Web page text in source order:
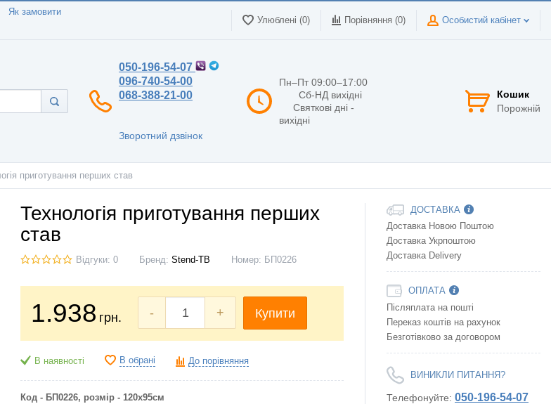
Як замовити
Улюблені (0) Порівняння (0) Особистий кабінет
050-196-54-07
096-740-54-00
068-388-21-00
Зворотний дзвінок
Пн–Пт 09:00–17:00
Сб-НД вихідні
Святкові дні -
вихідні
Кошик
Порожній
приготування перших став
Технологія приготування перших
став
Відгуки: 0 Бренд: Stend-TB Номер: БП0226
1.938 грн. - + Купити
В наявності В обрані До порівняння
Код - БП0226, розмір - 120х95см
ДОСТАВКА
Доставка Новою Поштою
Доставка Укрпоштою
Доставка Delivery
ОПЛАТА
Післяплата на пошті
Переказ коштів на рахунок
Безготівково за договором
ВИНИКЛИ ПИТАННЯ?
Телефонуйте: 050-196-54-07